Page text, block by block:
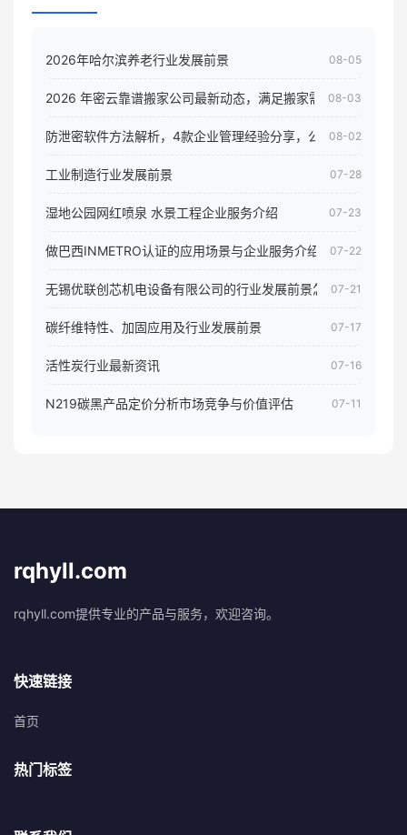
2026年哈尔滨养老行业发展前景 08-05
2026 年密云靠谱搬家公司最新动态，满足搬家需求！08-03
防泄密软件方法解析，4款企业管理经验分享，公司员工电脑核
08-02
工业制造行业发展前景 07-28
湿地公园网红喷泉 水景工程企业服务介绍 07-23
做巴西INMETRO认证的应用场景与企业服务介绍 07-22
无锡优联创芯机电设备有限公司的行业发展前景怎样07-21
碳纤维特性、加固应用及行业发展前景 07-17
活性炭行业最新资讯 07-16
N219碳黑产品定价分析市场竞争与价值评估 07-11
rqhyll.com
rqhyll.com提供专业的产品与服务，欢迎咨询。
快速链接
首页
热门标签